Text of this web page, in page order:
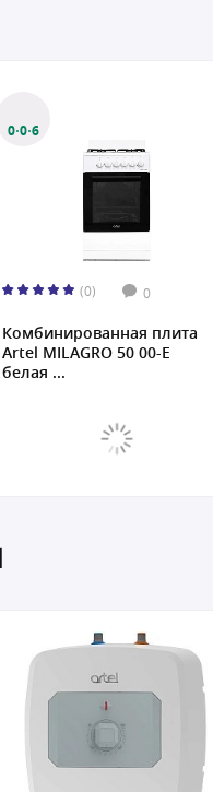
0·0·6
(0) 0
Комбинированная плита
Artel MILAGRO 50 00-E
белая ...